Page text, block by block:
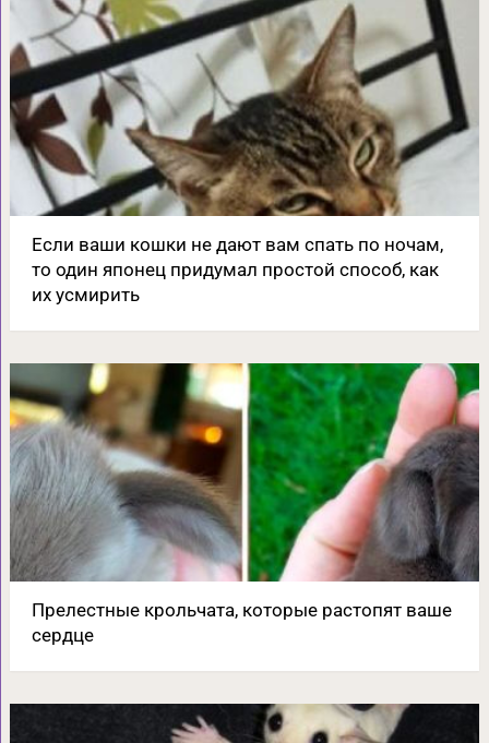
Если ваши кошки не дают вам спать по ночам,
то один японец придумал простой способ, как
их усмирить
Прелестные крольчата, которые растопят ваше
сердце